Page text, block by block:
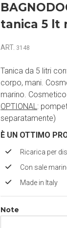
tanica 5 lt
ART. 3148
Tanica da 5 litri
corpo, mani.
marino.
OPTIONAL:
separatamente)
È UN OTTIMO
Ricarica per
Con sale
Made in Italy
Note